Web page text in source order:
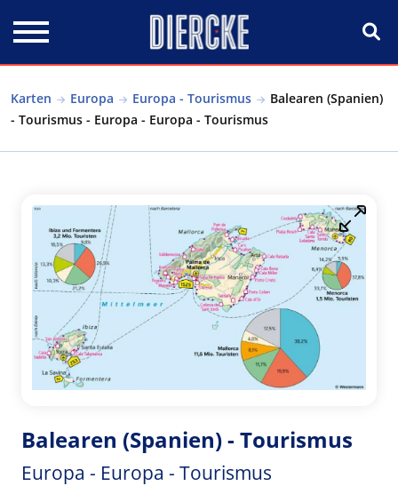
Karten Europa Europa - Tourismus
Balearen (Spanien)
- Tourismus - Europa - Europa - Tourismus
Balearen (Spanien) - Tourismus
Europa - Europa - Tourismus